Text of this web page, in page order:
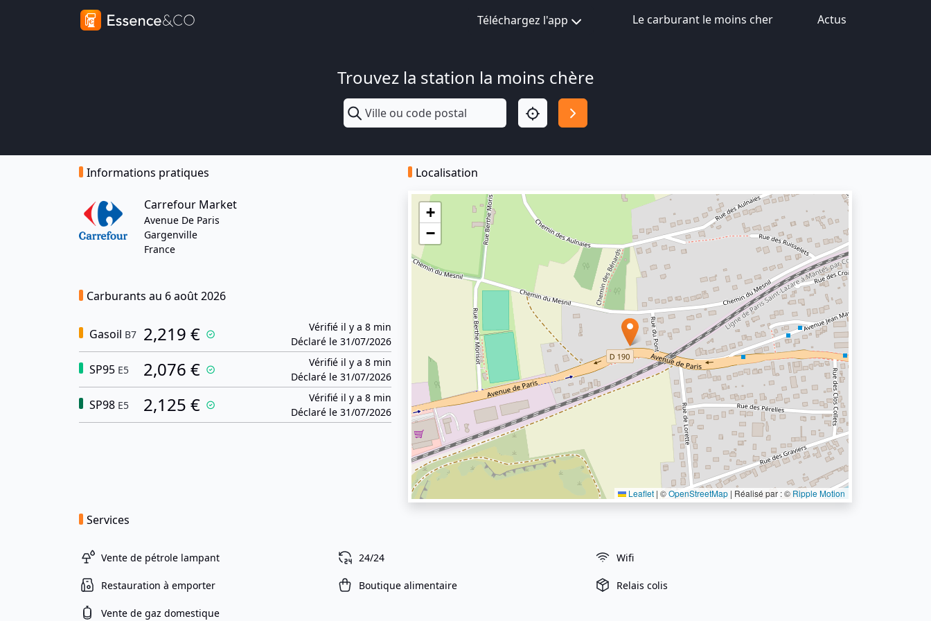
Téléchargez l'app Le carburant le moins cher Actus
Trouvez la station la moins chère
Informations pratiques
Carrefour Market
Avenue De Paris
Gargenville
France
Carburants au 6 août 2026
Gasoil B7 2,219 €
Vérifié il y a 8 min
Déclaré le 31/07/2026
SP95 E5 2,076 €
Vérifié il y a 8 min
Déclaré le 31/07/2026
SP98 E5 2,125 €
Vérifié il y a 8 min
Déclaré le 31/07/2026
Localisation
+
−
Leaflet | ©OpenStreetMap | Réalisé par : © Ripple Motion
Services
Vente de pétrole lampant 24/24 Wifi
Restauration à emporter Boutique alimentaire Relais colis
Vente de gaz domestique